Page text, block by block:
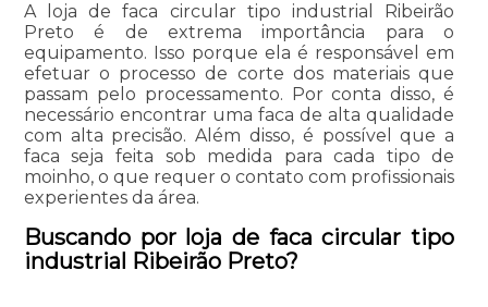
A loja de faca circular tipo industrial Ribeirão
Preto é de extrema importância para o
equipamento. Isso porque ela é responsável em
efetuar o processo de corte dos materiais que
passam pelo processamento. Por conta disso, é
necessário encontrar uma faca de alta qualidade
com alta precisão. Além disso, é possível que a
faca seja feita sob medida para cada tipo de
moinho, o que requer o contato com profissionais
experientes da área.
Buscando por loja de faca circular tipo
industrial Ribeirão Preto?